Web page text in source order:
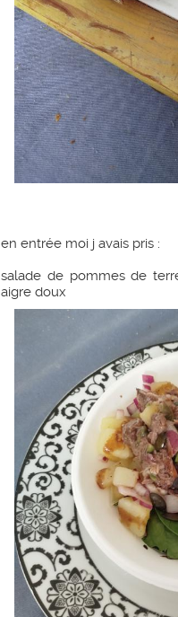
en entrée moi j avais pris :
salade de pommes de
aigre doux